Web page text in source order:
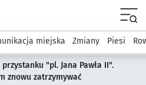
podserwis: Komunikacja
miejska Zmiany Piesi
"pl. Jana Pawła II".
znowu zatrzymywać